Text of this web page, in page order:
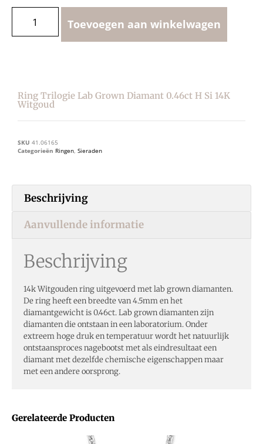
Toevoegen aan winkelwagen
Gerelateerde Producten
Ring Trilogie Lab Grown Diamant 0.46ct H Si 14K
Witgoud
SKU 41.06165
Categorieën Ringen, Sieraden
Beschrijving
Aanvullende informatie
Beschrijving
14k Witgouden ring uitgevoerd met lab grown diamanten.
De ring heeft een breedte van 4.5mm en het
diamantgewicht is 0.46ct. Lab grown diamanten zijn
diamanten die ontstaan in een laboratorium. Onder
extreem hoge druk en temperatuur wordt het natuurlijk
ontstaansproces nagebootst met als eindresultaat een
diamant met dezelfde chemische eigenschappen maar
met een andere oorsprong.